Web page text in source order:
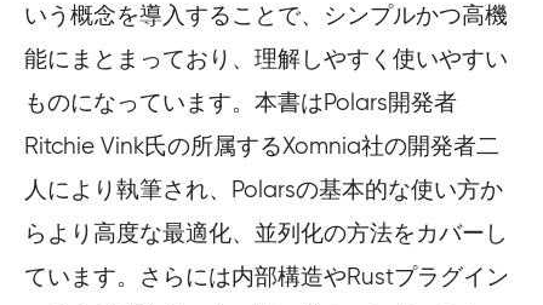
いう概念を導入することで、シンプルかつ高機
能にまとまっており、理解しやすく使いやすい
ものになっています。本書はPolars開発者
Ritchie Vink氏の所属するXomnia社の開発者二
人により執筆され、Polarsの基本的な使い方か
らより高度な最適化、並列化の方法をカバーし
ています。さらには内部構造やRustプラグイン